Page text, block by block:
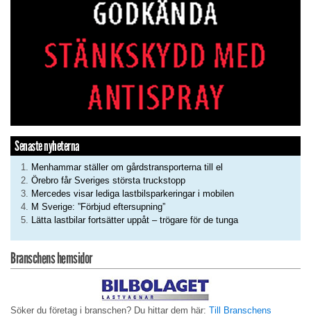
Senaste nyheterna
Menhammar ställer om gårdstransporterna till el
Örebro får Sveriges största truckstopp
Mercedes visar lediga lastbilsparkeringar i mobilen
M Sverige: ”Förbjud eftersupning”
Lätta lastbilar fortsätter uppåt – trögare för de tunga
Branschens hemsidor
Söker du företag i branschen? Du hittar dem här: Till Branschens